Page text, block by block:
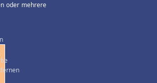
oder mehrere